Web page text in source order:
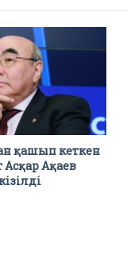
қашып кеткен
Асқар Ақаев